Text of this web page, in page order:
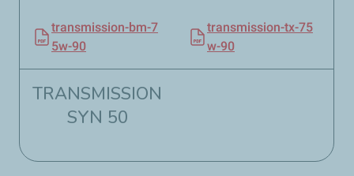
transmission-bm-7
5w-90
transmission-tx-75
w-90
TRANSMISSION
SYN 50​